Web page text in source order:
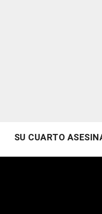
SU CUARTO